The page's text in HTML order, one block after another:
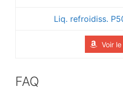
Liq. refroidiss.
Voir
FAQ